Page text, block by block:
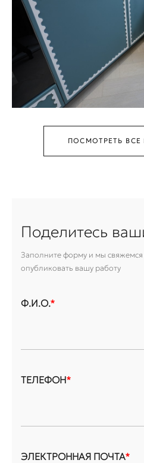
ПОСМОТРЕТЬ ВСЕ
Поделитесь
Заполните форму и мы свяжемся
опубликовать вашу работу
Ф.И.О.*
ТЕЛЕФОН*
ЭЛЕКТРОННАЯ ПОЧТА*